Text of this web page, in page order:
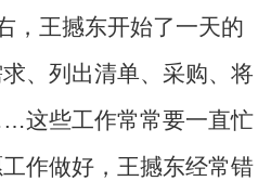
王撼东开始了一天的
、列出清单、采购、将
这些工作常常要一直忙
作做好，王撼东经常错